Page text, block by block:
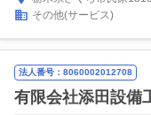
その他(サービス)
法人番号：8060002012708
有限会社添田設備